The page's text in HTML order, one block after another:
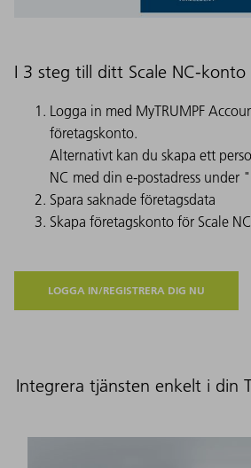
I 3 steg till ditt Scale NC-
Logga in med MyTRUMPF
företagskonto.
Alternativt kan du skapa ett
NC med din e-postadress under
Spara saknade företagsdata
Skapa företagskonto för Scale NC
LOGGA IN/REGISTRERA DIG NU
Integrera tjänsten enkelt i din